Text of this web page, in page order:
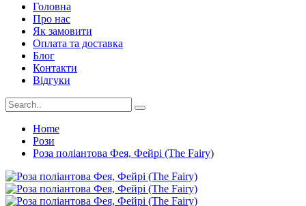
Головна
Про нас
Як замовити
Оплата та доставка
Блог
Контакти
Відгуки
Home
Рози
Роза поліантова Фея, Фейрі (The Fairy)